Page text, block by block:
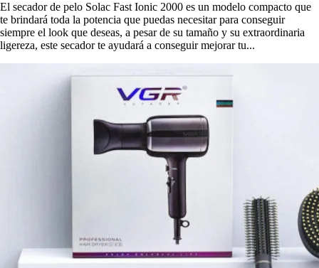
El secador de pelo Solac Fast Ionic 2000 es un modelo compacto que
te brindará toda la potencia que puedas necesitar para conseguir
siempre el look que deseas, a pesar de su tamaño y su extraordinaria
ligereza, este secador te ayudará a conseguir mejorar tu...